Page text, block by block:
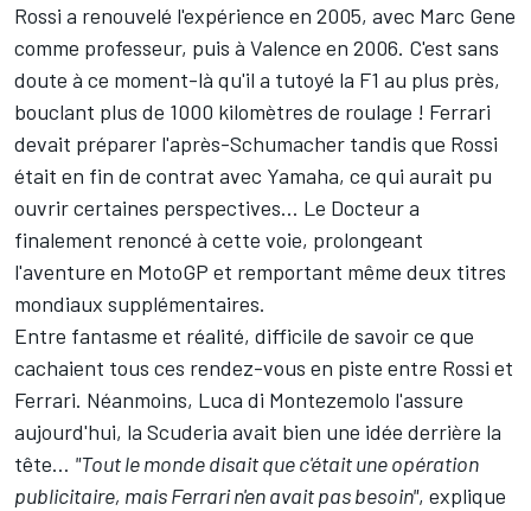
Rossi a renouvelé l'expérience en 2005, avec Marc Gene
comme professeur, puis à Valence en 2006. C'est sans
doute à ce moment-là qu'il a tutoyé la F1 au plus près,
bouclant plus de 1000 kilomètres de roulage ! Ferrari
devait préparer l'après-Schumacher tandis que Rossi
était en fin de contrat avec Yamaha, ce qui aurait pu
ouvrir certaines perspectives… Le Docteur a
finalement renoncé à cette voie, prolongeant
l'aventure en MotoGP et remportant même deux titres
mondiaux supplémentaires.
Entre fantasme et réalité, difficile de savoir ce que
cachaient tous ces rendez-vous en piste entre Rossi et
Ferrari. Néanmoins, Luca di Montezemolo l'assure
aujourd'hui, la Scuderia avait bien une idée derrière la
tête… "Tout le monde disait que c'était une opération
publicitaire, mais Ferrari n'en avait pas besoin", explique